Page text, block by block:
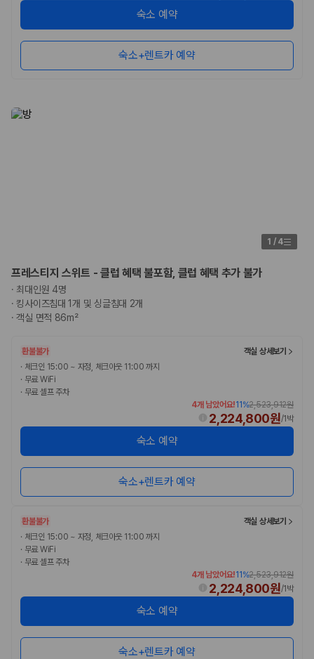
숙소 예약
숙소+렌트카 예약
1 / 4
프레스티지 스위트 - 클럽 혜택 불포함, 클럽 혜택 추가 불가
· 최대인원 4명
·킹사이즈침대 1개 및 싱글침대 2개
·객실 면적 86m²
환불불가
객실 상세보기
· 체크인 15:00 ~ 자정, 체크아웃 11:00 까지
· 무료 WiFi
· 무료 셀프 주차
4개 남았어요!11%2,523,912원
2,224,800원/1박
숙소 예약
숙소+렌트카 예약
환불불가
객실 상세보기
· 체크인 15:00 ~ 자정, 체크아웃 11:00 까지
· 무료 WiFi
· 무료 셀프 주차
4개 남았어요!11%2,523,912원
2,224,800원/1박
숙소 예약
숙소+렌트카 예약